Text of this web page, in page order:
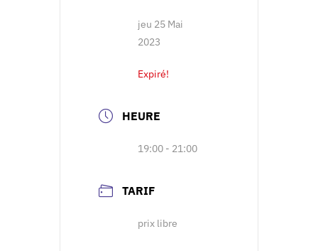
jeu 25 Mai
2023
Expiré!
HEURE
19:00 - 21:00
TARIF
prix libre